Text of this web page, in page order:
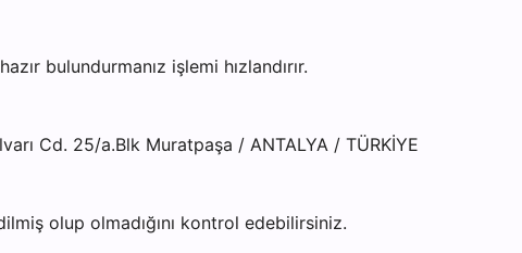
bulundurmanız işlemi hızlandırır.
Cd. 25/a.Blk Muratpaşa / ANTALYA / TÜRKİYE
olup olmadığını kontrol edebilirsiniz.